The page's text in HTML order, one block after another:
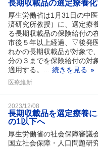
長期収載品の選定療養
厚生労働省は1月31日の中
済研究所教授）に、選定療
る長期収載品の保険給付の
市後５年以上経過、▽後発
れかの長期収載品が対象で
分の３までを保険給付の対
適用する。... 続きを見る
医療維新
2023/12/08
長期収載品を選定療養
の1以下へ
厚生労働省の社会保障審議
国立社会保障・人口問題研